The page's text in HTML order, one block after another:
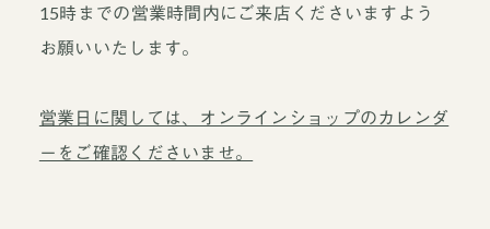
15時までの営業時間内にご来店くださいますよう
お願いいたします。
営業日に関しては、オンラインショップのカレンダ
ーをご確認くださいませ。